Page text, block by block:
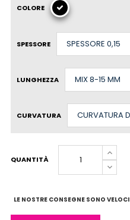
COLORE
SPESSORE
LUNGHEZZA
CURVATURA
QUANTITÀ
LE NOSTRE CONSEGNE SONO